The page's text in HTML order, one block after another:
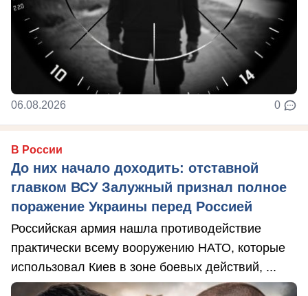
06.08.2026 0
В России
До них начало доходить: отставной
главком ВСУ Залужный признал полное
поражение Украины перед Россией
Российская армия нашла противодействие
практически всему вооружению НАТО, которые
использовал Киев в зоне боевых действий, ...